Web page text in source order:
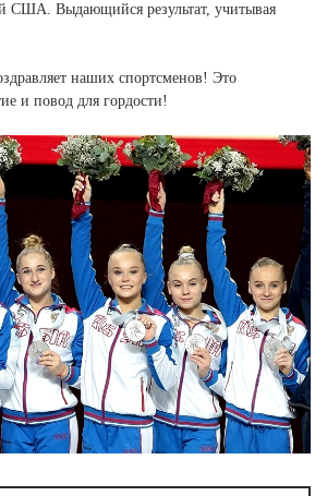
округ (1)
США. Выдающийся результат, учитывая
наших спортсменов! Это
и повод для гордости!